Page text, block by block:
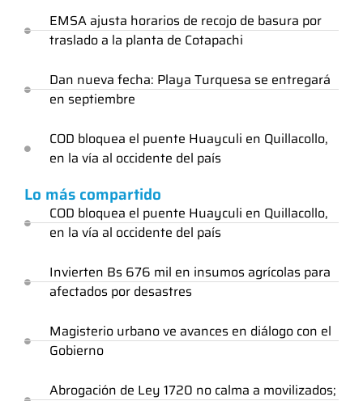
EMSA ajusta horarios de recojo de basura por
traslado a la planta de Cotapachi
Dan nueva fecha: Playa Turquesa se entregará
en septiembre
COD bloquea el puente Huayculi en Quillacollo,
en la vía al occidente del país
Lo más compartido
COD bloquea el puente Huayculi en Quillacollo,
en la vía al occidente del país
Invierten Bs 676 mil en insumos agrícolas para
afectados por desastres
Magisterio urbano ve avances en diálogo con el
Gobierno
Abrogación de Ley 1720 no calma a movilizados;